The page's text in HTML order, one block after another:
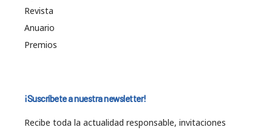
Revista
Anuario
Premios
¡Suscríbete a nuestra newsletter!
Recibe toda la actualidad responsable, invitaciones